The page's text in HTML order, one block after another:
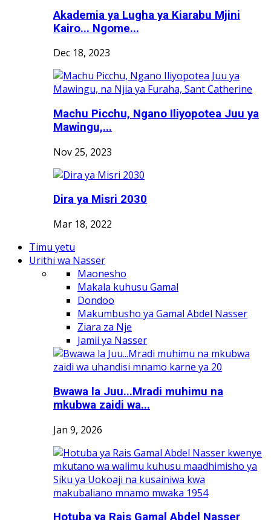
Akademia ya Lugha ya Kiarabu Mjini
Kairo... Ngome...
Dec 18, 2023
Machu Picchu, Ngano Iliyopotea Juu ya
Mawingu,...
Nov 25, 2023
Dira ya Misri 2030
Mar 18, 2022
Timu yetu
Urithi wa Nasser
Maonesho
Makala kuhusu Gamal
Dondoo
Makumbusho ya Gamal Abdel Nasser
Ziara za Nje
Jamii ya Nasser
Bwawa la Juu...Mradi muhimu na
mkubwa zaidi wa...
Jan 9, 2026
Hotuba ya Rais Gamal Abdel Nasser